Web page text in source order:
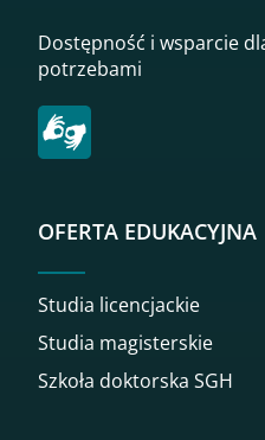
Dostępność i wsparcie
potrzebami
OFERTA EDUKACYJNA
Studia licencjackie
Studia magisterskie
Szkoła doktorska SGH